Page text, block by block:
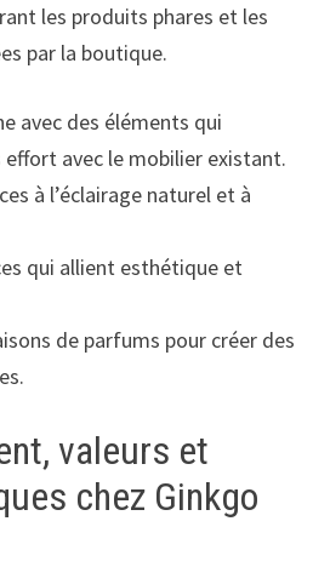
les produits phares et les
par la boutique.
avec des éléments qui
effort avec le mobilier existant.
à l’éclairage naturel et à
qui allient esthétique et
de parfums pour créer des
valeurs et
chez Ginkgo